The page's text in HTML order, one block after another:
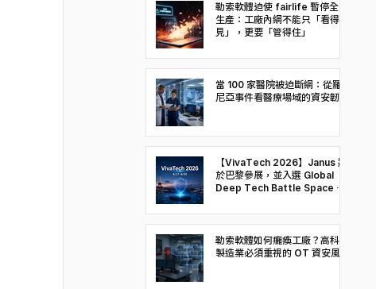
勒索軟體迫使 fairlife 暫停全美
生產：工廠內網不能只「看得
見」，更要「管得住」
當 100 家醫院被迫斷網：從羅馬
尼亞事件看醫療場域的資安韌性
【VivaTech 2026】Janus 將
於巴黎參展，並入選 Global
Deep Tech Battle Space &
勒索軟體如何癱瘓工廠？高科技
製造業必須重視的 OT 資安風險